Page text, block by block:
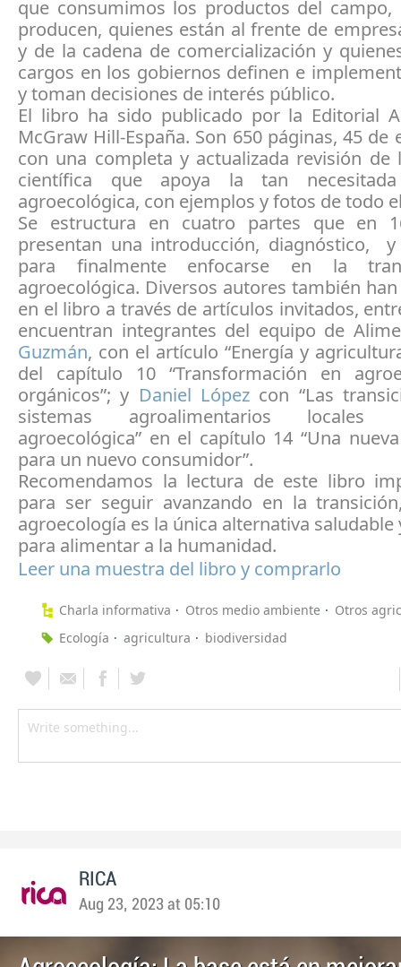
que consumimos los productos del campo,
producen, quienes están al frente de
y de la cadena de comercialización y
cargos en los gobiernos definen e
y toman decisiones de interés público.
El libro ha sido publicado por la Editorial
McGraw Hill-España. Son 650 páginas, 45 de
con una completa y actualizada revisión de
científica que apoya la tan necesitada
agroecológica, con ejemplos y fotos de todo
Se estructura en cuatro partes que en
presentan una introducción, diagnóstico, y
para finalmente enfocarse en la
agroecológica. Diversos autores también
en el libro a través de artículos invitados,
encuentran integrantes del equipo de
Guzmán, con el artículo “Energía y
del capítulo 10 “Transformación en
orgánicos”; y Daniel Lópezcon “Las
sistemas agroalimentarios
agroecológica” en el capítulo 14 “Una
para un nuevo consumidor”.
Recomendamos la lectura de este libro
para ser seguir avanzando en la
agroecología es la única alternativa saludable
para alimentar a la humanidad.
Leer una muestra del libro y comprarlo
Charla informativa Otros medio ambiente
Otros
Ecología
agricultura biodiversidad
RICA
Aug 23, 2023 at 05:10